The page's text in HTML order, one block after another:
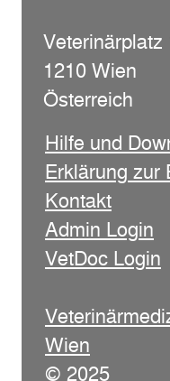
Veterinärplatz
1210 Wien
Österreich
Hilfe und
Erklärung zur
Kontakt
Admin Login
VetDoc Login
Wien
© 2025